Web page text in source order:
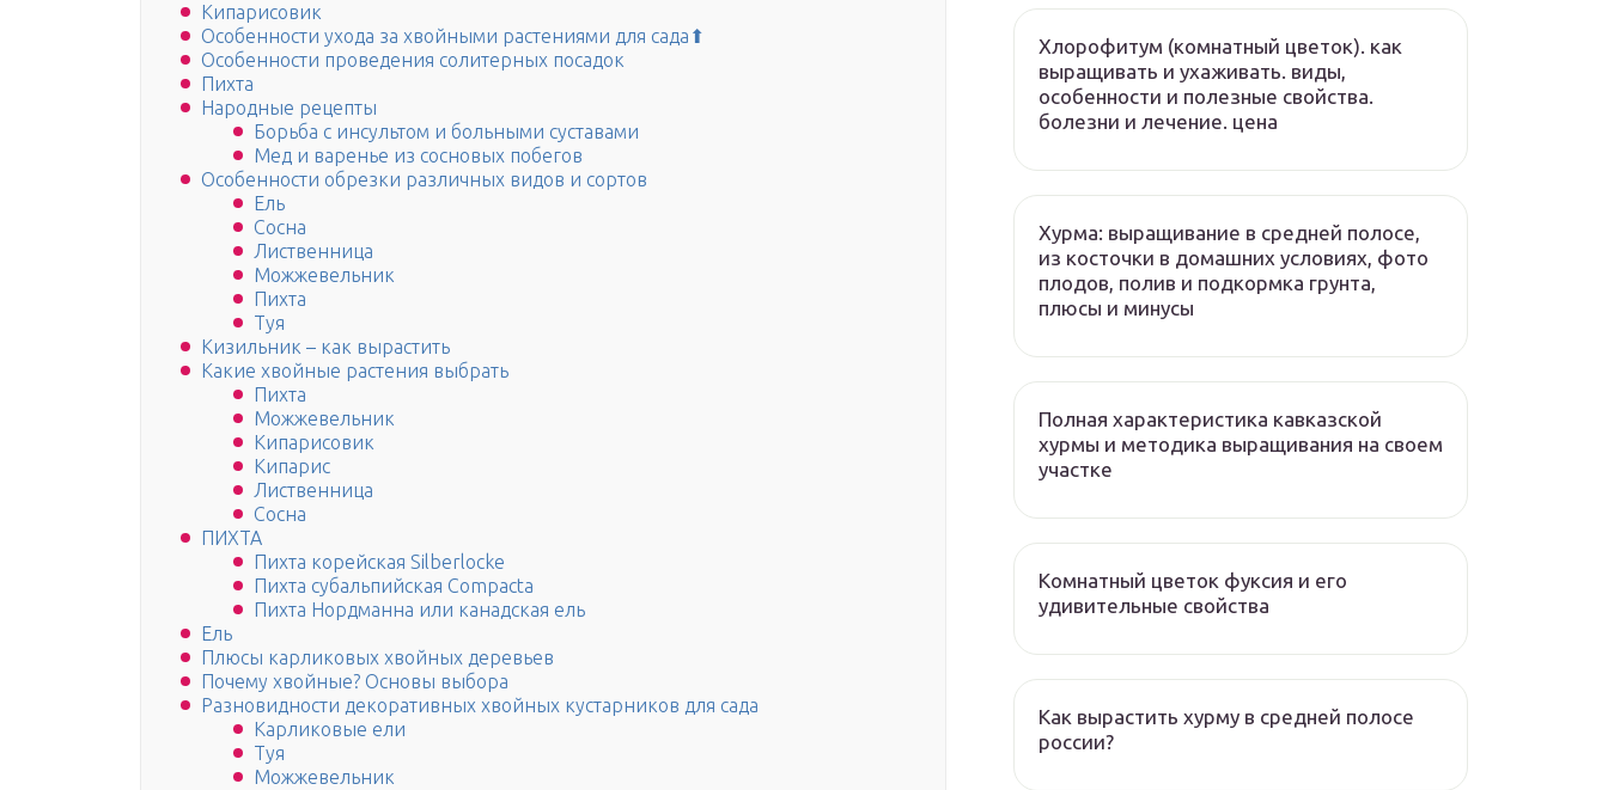
Кипарисовик
Особенности ухода за хвойными растениями для сада⬆
Особенности проведения солитерных посадок
Пихта
Народные рецепты
Борьба с инсультом и больными суставами
Мед и варенье из сосновых побегов
Особенности обрезки различных видов и сортов
Ель
Сосна
Лиственница
Можжевельник
Пихта
Туя
Кизильник – как вырастить
Какие хвойные растения выбрать
Пихта
Можжевельник
Кипарисовик
Кипарис
Лиственница
Сосна
ПИХТА
Пихта корейская Silberlocke
Пихта субальпийская Compacta
Пихта Нордманна или канадская ель
Ель
Плюсы карликовых хвойных деревьев
Почему хвойные? Основы выбора
Разновидности декоративных хвойных кустарников для сада
Карликовые ели
Туя
Можжевельник
Хлорофитум (комнатный цветок). как
выращивать и ухаживать. виды,
особенности и полезные свойства.
болезни и лечение. цена
Хурма: выращивание в средней полосе,
из косточки в домашних условиях, фото
плодов, полив и подкормка грунта,
плюсы и минусы
Полная характеристика кавказской
хурмы и методика выращивания на своем
участке
Комнатный цветок фуксия и его
удивительные свойства
Как вырастить хурму в средней полосе
россии?